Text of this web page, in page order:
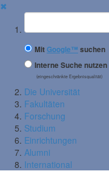
✖
Suchbegriff
MitGoogle™ suchen
Interne Suche nutzen
(eingeschränkte Ergebnisqualität)
Die Universität
Fakultäten
Forschung
Studium
Einrichtungen
Alumni
International